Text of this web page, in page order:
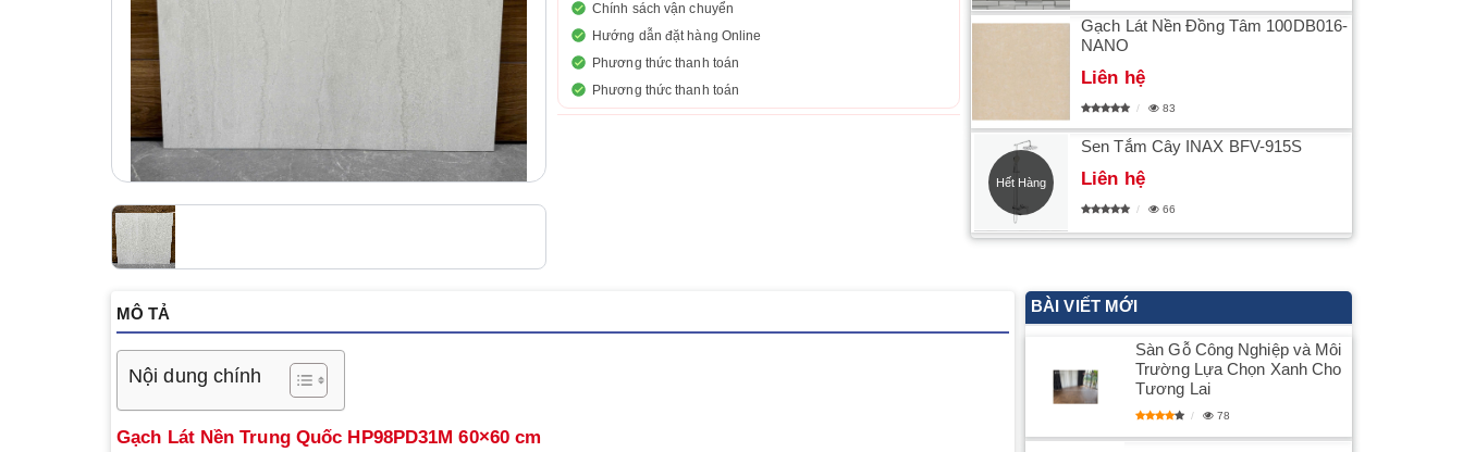
Chính sách vận chuyển
Hướng dẫn đặt hàng Online
Phương thức thanh toán
Phương thức thanh toán
Gạch Lát Nền Đồng Tâm 100DB016-
NANO
Liên hệ
83
Sen Tắm Cây INAX BFV-915S
Liên hệ
Hết Hàng
66
MÔ TẢ
Nội dung chính
Gạch Lát Nền Trung Quốc HP98PD31M 60×60 cm
BÀI VIẾT MỚI
Sàn Gỗ Công Nghiệp và Môi
Trường Lựa Chọn Xanh Cho
Tương Lai
78